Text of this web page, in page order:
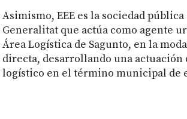
Asimismo, EEE es la sociedad pública
Generalitat que actúa como agente
Área Logística de Sagunto, en la
directa, desarrollando una actuación
logístico en el término municipal de